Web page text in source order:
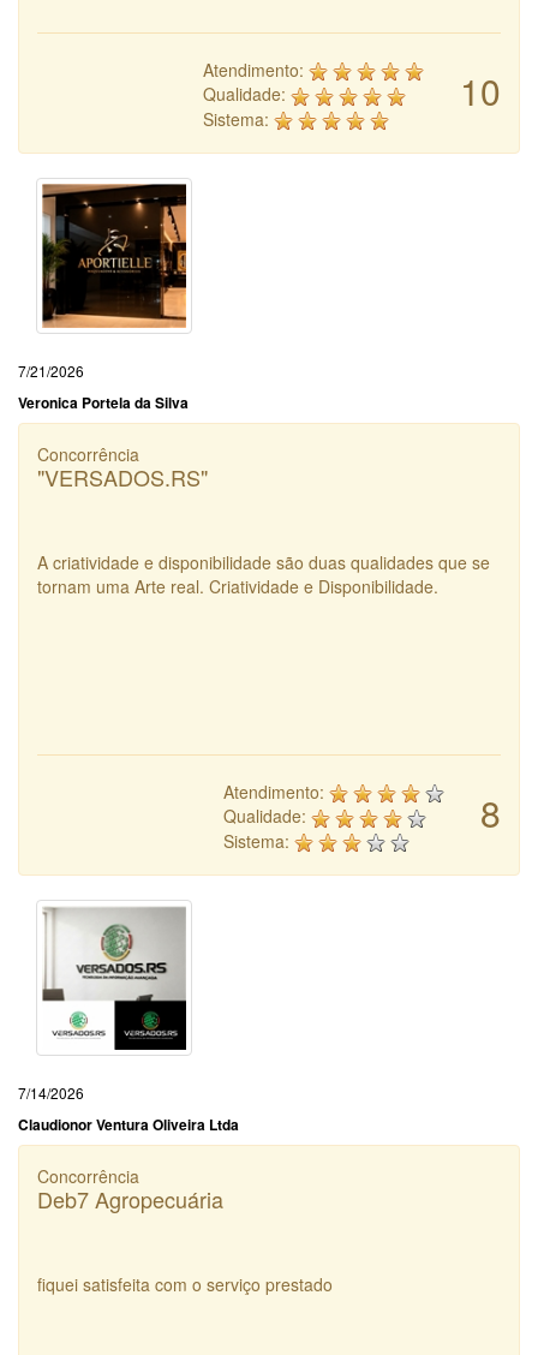
10
Atendimento:
Qualidade:
Sistema:
7/21/2026
Veronica Portela da Silva
Concorrência
"VERSADOS.RS"
A criatividade e disponibilidade são duas qualidades que se
tornam uma Arte real. Criatividade e Disponibilidade.
8
Atendimento:
Qualidade:
Sistema:
7/14/2026
Claudionor Ventura Oliveira Ltda
Concorrência
Deb7 Agropecuária
fiquei satisfeita com o serviço prestado